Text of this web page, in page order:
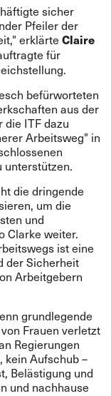
sicher
Pfeiler der
erklärte Claire
für
befürworteten
aus der
die ITF dazu
Arbeitsweg" in
unterstützen.
die dringende
um die
und
Clarke weiter.
ist eine
der Sicherheit
Arbeitgebern
grundlegende
Frauen verletzt
Regierungen
kein Aufschub –
Belästigung und
und nachhause